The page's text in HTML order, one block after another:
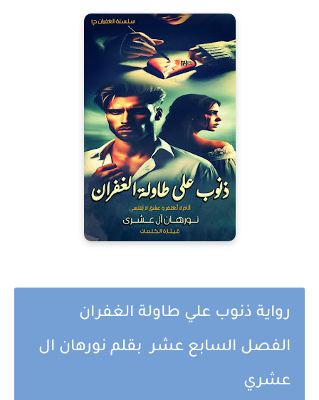
رواية ذنوب علي طاولة الغفران
الفصل السابع عشر بقلم نورهان ال
عشري